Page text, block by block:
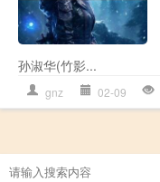
孙淑华(竹影...
gnz 02-09